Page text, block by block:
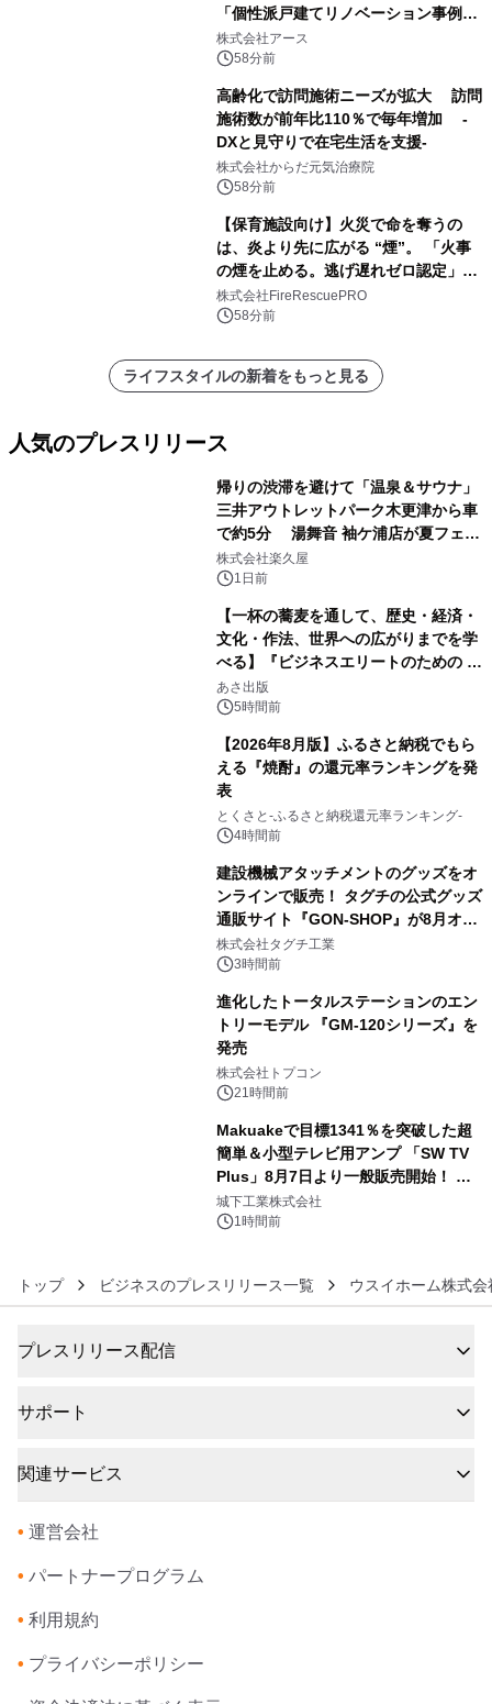
「個性派戸建てリノベーション事例5
選」を公開
株式会社アース
58分前
高齢化で訪問施術ニーズが拡大 訪問
施術数が前年比110％で毎年増加 -
DXと見守りで在宅生活を支援-
株式会社からだ元気治療院
58分前
【保育施設向け】火災で命を奪うの
は、炎より先に広がる “煙”。 「火事
の煙を止める。逃げ遅れゼロ認定」提
供開始
株式会社FireRescuePRO
58分前
ライフスタイルの新着をもっと見る
人気のプレスリリース
帰りの渋滞を避けて「温泉＆サウナ」
三井アウトレットパーク木更津から車
で約5分 湯舞音 袖ケ浦店が夏フェア
メニューを提供
株式会社楽久屋
1日前
【一杯の蕎麦を通して、歴史・経済・
文化・作法、世界への広がりまでを学
べる】『ビジネスエリートのための 教
養としての蕎麦』2026年8月25日
（火）発売
あさ出版
5時間前
【2026年8月版】ふるさと納税でもら
える『焼酎』の還元率ランキングを発
表
とくさと-ふるさと納税還元率ランキング-
4時間前
建設機械アタッチメントのグッズをオ
ンラインで販売！ タグチの公式グッズ
通販サイト『GON-SHOP』が8月オー
プン
株式会社タグチ工業
3時間前
進化したトータルステーションのエン
トリーモデル 『GM-120シリーズ』を
発売
株式会社トプコン
21時間前
Makuakeで目標1341％を突破した超
簡単＆小型テレビ用アンプ 「SW TV
Plus」8月7日より一般販売開始！ ケ
ーブル1本つなぐだけ、テレビの音が
ぐっと豊かに
城下工業株式会社
1時間前
トップ ビジネスのプレスリリース一覧 ウスイホーム株式会
プレスリリース配信
サポート
関連サービス
• 運営会社
• パートナープログラム
• 利用規約
• プライバシーポリシー